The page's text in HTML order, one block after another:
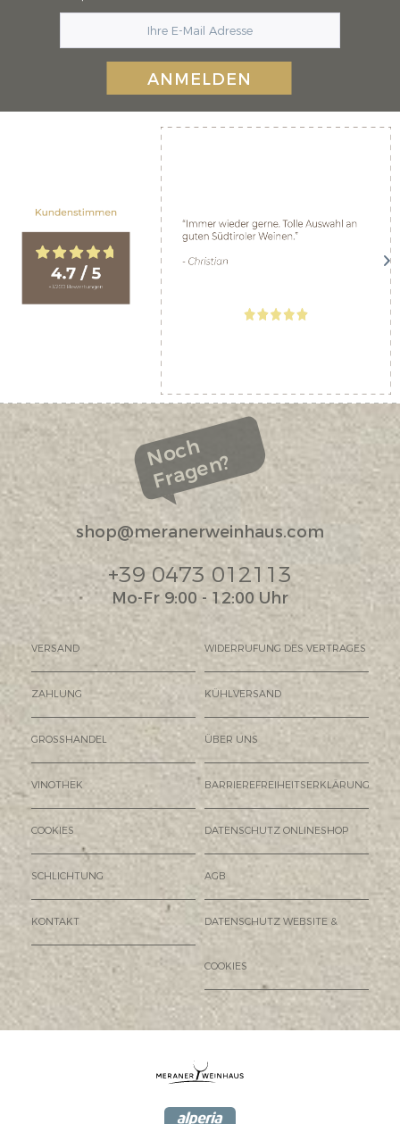
ANMELDEN
Noch
Fragen?
shop@meranerweinhaus.com
+39 0473 012113
Mo-Fr 9:00 - 12:00 Uhr
VERSAND WIDERRUFUNG DES VERTRAGES
ZAHLUNG KÜHLVERSAND
GROSSHANDEL ÜBER UNS
VINOTHEK BARRIEREFREIHEITSERKLÄRUNG
COOKIES DATENSCHUTZ ONLINESHOP
SCHLICHTUNG AGB
KONTAKT DATENSCHUTZ WEBSITE &
COOKIES